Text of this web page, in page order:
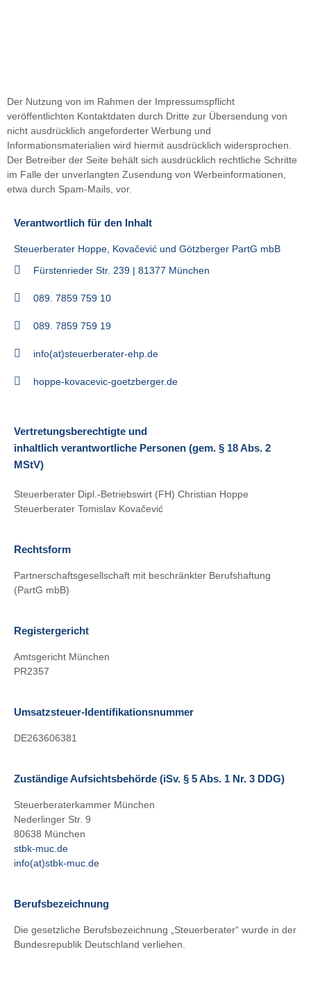
Der Nutzung von im Rahmen der Impressumspflicht
veröffentlichten Kontaktdaten durch Dritte zur Übersendung von
nicht ausdrücklich angeforderter Werbung und
Informationsmaterialien wird hiermit ausdrücklich widersprochen.
Der Betreiber der Seite behält sich ausdrücklich rechtliche Schritte
im Falle der unverlangten Zusendung von Werbeinformationen,
etwa durch Spam-Mails, vor.
Verantwortlich für den Inhalt
Steuerberater Hoppe, Kovačević und Götzberger PartG mbB
Fürstenrieder Str. 239 | 81377 München
089. 7859 759 10
089. 7859 759 19
info(at)steuerberater-ehp.de
hoppe-kovacevic-goetzberger.de
Vertretungsberechtigte und
inhaltlich verantwortliche Personen (gem. § 18 Abs. 2
MStV)
Steuerberater Dipl.-Betriebswirt (FH) Christian Hoppe
Steuerberater Tomislav Kovačević
Rechtsform
Partnerschaftsgesellschaft mit beschränkter Berufshaftung
(PartG mbB)
Registergericht
Amtsgericht München
PR2357
Umsatzsteuer-Identifikationsnummer
DE263606381
Zuständige Aufsichtsbehörde (iSv. § 5 Abs. 1 Nr. 3 DDG)
Steuerberaterkammer München
Nederlinger Str. 9
80638 München
stbk-muc.de
info(at)stbk-muc.de
Berufsbezeichnung
Die gesetzliche Berufsbezeichnung „Steuerberater“ wurde in der
Bundesrepublik Deutschland verliehen.